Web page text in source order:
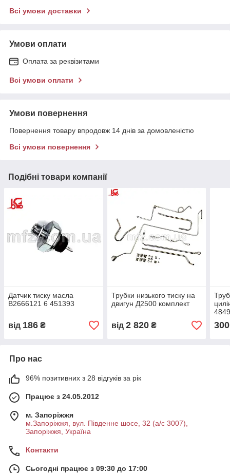
Всі умови доставки
Умови оплати
Оплата за реквізитами
Всі умови оплати
Умови повернення
Повернення товару впродовж 14 днів за домовленістю
Всі умови повернення
Подібні товари компанії
Датчик тиску масла
В2666121 6 451393
від 186 ₴
Трубки низького тиску на
двигун Д2500 комплект
від 2 820₴ 300
Про нас
96% позитивних з 28 відгуків за рік
Працює з 24.05.2012
м. Запоріжжя
м.Запоріжжя, вул. Південне шосе, 32 (а/с 3007),
Запоріжжя, Україна
Контакти
Сьогодні працює з 09:30 до 17:00